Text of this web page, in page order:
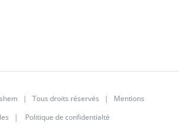
| Tous droits réservés | Mentions
| Politique de confidentialté